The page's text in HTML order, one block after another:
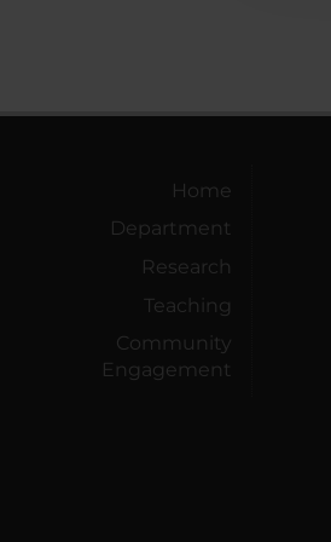
Home
Department
Research
Teaching
Community
Engagement